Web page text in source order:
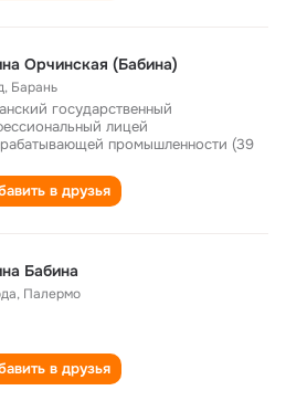
Орчинская (Бабина)
, Барань
государственный
лицей
промышленности (39
в друзья
Бабина
, Палермо
в друзья